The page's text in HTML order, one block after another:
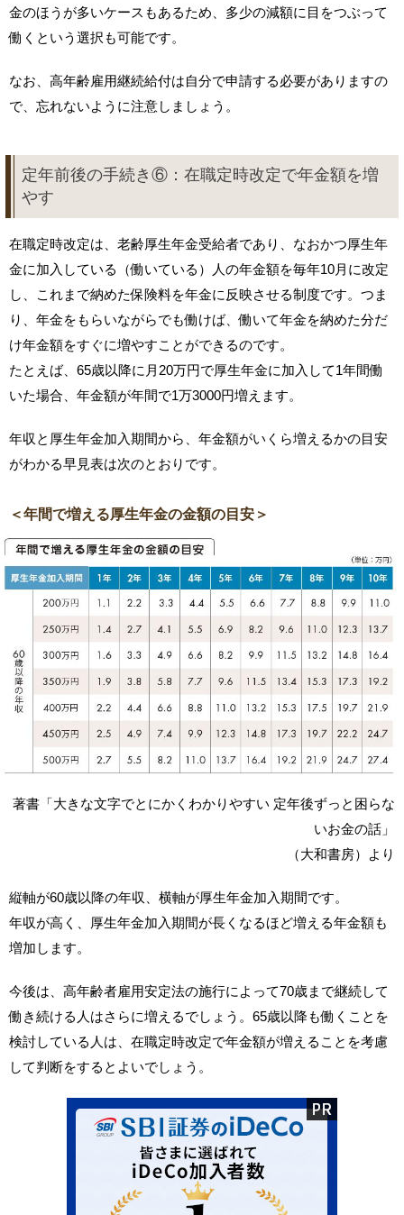
金のほうが多いケースもあるため、多少の減額に目をつぶって
働くという選択も可能です。
なお、高年齢雇用継続給付は自分で申請する必要がありますの
で、忘れないように注意しましょう。
定年前後の手続き⑥：在職定時改定で年金額を増
やす
在職定時改定は、老齢厚生年金受給者であり、なおかつ厚生年
金に加入している（働いている）人の年金額を毎年10月に改定
し、これまで納めた保険料を年金に反映させる制度です。つま
り、年金をもらいながらでも働けば、働いて年金を納めた分だ
け年金額をすぐに増やすことができるのです。
たとえば、65歳以降に月20万円で厚生年金に加入して1年間働
いた場合、年金額が年間で1万3000円増えます。
年収と厚生年金加入期間から、年金額がいくら増えるかの目安
がわかる早見表は次のとおりです。
＜年間で増える厚生年金の金額の目安＞
著書「大きな文字でとにかくわかりやすい 定年後ずっと困らな
いお金の話」
（大和書房）より
縦軸が60歳以降の年収、横軸が厚生年金加入期間です。
年収が高く、厚生年金加入期間が長くなるほど増える年金額も
増加します。
今後は、高年齢者雇用安定法の施行によって70歳まで継続して
働き続ける人はさらに増えるでしょう。65歳以降も働くことを
検討している人は、在職定時改定で年金額が増えることを考慮
して判断をするとよいでしょう。